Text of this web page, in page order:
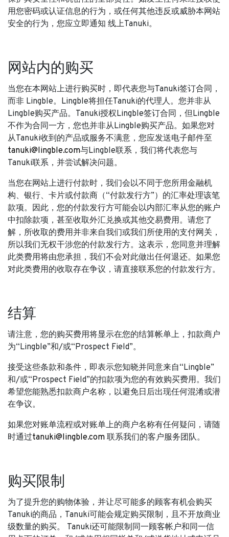
用您密码或认证信息的行为，或任何其他违反或威胁本网站
安全的行为，您应立即通知 线上Tanuki。
网站内的购买
当您在本网站上进行购买时，即代表您与Tanuki签订合同，
而非 Lingble。Lingble将担任Tanuki的代理人。您并非从
Lingble购买产品。Tanuki授权Lingble签订合同，但Lingble
不作为合同一方，您也并非从Lingble购买产品。如果您对
从Tanuki收到的产品或服务不满意，您应发送电子邮件至
tanuki@lingble.com与Lingble联系，我们将代表您与
Tanuki联系，并尝试解决问题。
当您在网站上进行付款时，我们会以不同于您所用金融机
构、银行、卡片或付款商（“付款发行方”）的汇率处理该笔
款项。因此，您的付款发行方可能会以内部汇率从您的账户
中扣除款项，甚至收取外汇兑换或其他交易费用。请您了
解，所收取的费用并非来自我们或我们所使用的支付网关，
所以我们无权干涉您的付款发行方。这表示，您同意并理解
此类费用将由您承担，我们不会对此做出任何退还。如果您
对此类费用的收取存在争议，请直接联系您的付款发行方。
结算
请注意，您的购买费用将显示在您的结算帐单上，扣款商户
为“Lingble”和/或“Prospect Field”。
接受这些条款和条件，即表示您知晓并同意来自“Lingble”
和/或“Prospect Field”的扣款项为您的有效购买费用。我们
希望您能熟悉扣款商户名称，以避免日后出现任何混淆或潜
在争议。
如果您对账单流程或对账单上的商户名称有任何疑问，请随
时通过tanuki@lingble.com 联系我们的客户服务团队。
购买限制
为了提升您的购物体验，并让尽可能多的顾客有机会购买
Tanuki的商品，Tanuki可能会规定购买限制，且不开放商业
级数量的购买。 Tanuki还可能限制同一顾客帐户和同一信